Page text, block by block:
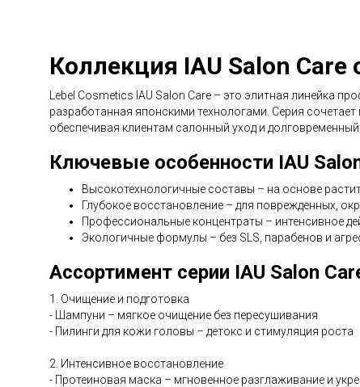
Коллекция IAU Salon Care
Lebel Cosmetics IAU Salon Care – это элитная линейка
разработанная японскими технологами. Серия
обеспечивая клиентам салонный уход и
Ключевые особенности IAU
Высокотехнологичные составы – на основе
Глубокое восстановление – для поврежденных,
Профессиональные концентраты – интенсивное
Экологичные формулы – без SLS, парабенов и
Ассортимент серии IAU Salon
1. Очищение и подготовка
- Шампуни – мягкое очищение без пересушивания
- Пилинги для кожи головы – детокс и стимуляция роста
2. Интенсивное восстановление
- Протеиновая маска – мгновенное разглаживание и